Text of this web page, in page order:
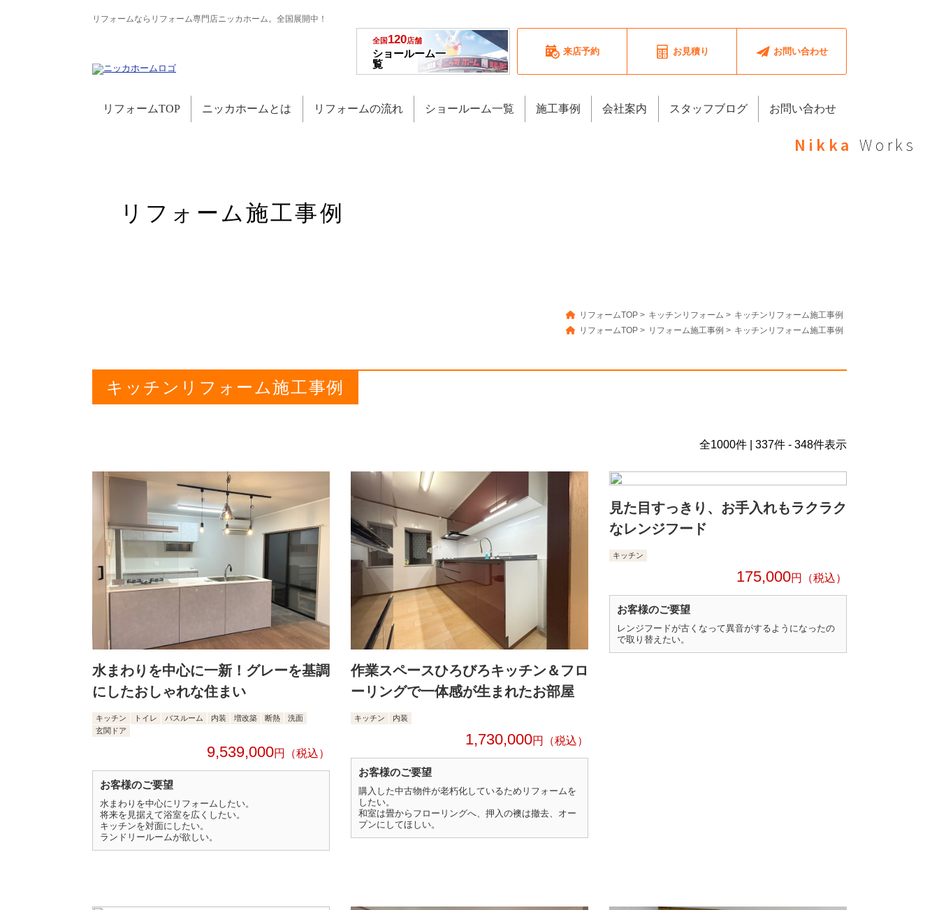
リフォームならリフォーム専門店ニッカホーム。全国展開中！
全国120店舗
ショールーム一
覧
来店予約 お見積り お問い合わせ
リフォームTOP ニッカホームとは リフォームの流れ ショールーム一覧 施工事例 会社案内 スタッフブログ お問い合わせ
Nikka Works
リフォーム施工事例
リフォームTOP > キッチンリフォーム > キッチンリフォーム施工事例
リフォームTOP > リフォーム施工事例 > キッチンリフォーム施工事例
キッチンリフォーム施工事例
全1000件 | 337件 - 348件表示
水まわりを中心に一新！グレーを基調
にしたおしゃれな住まい
キッチン トイレ バスルーム 内装 増改築 断熱
洗面
玄関ドア
9,539,000円
お客様のご要望
水まわりを中心にリフォームしたい。
将来を見据えて浴室を広くしたい。
キッチンを対面にしたい。
ランドリールームが欲しい。
作業スペースひろびろキッチン＆フロ
ーリングで一体感が生まれたお部屋
キッチン 内装
1,730,000円
お客様のご要望
購入した中古物件が老朽化しているためリフォームを
したい。
和室は畳からフローリングへ、押入の襖は撤去、オー
プンにしてほしい。
見た目すっきり、お手入れもラクラク
なレンジフード
キッチン
175,000円
お客様のご要望
レンジフードが古くなって異音がするようになったの
で取り替えたい。